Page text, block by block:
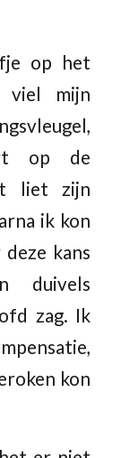
op het
viel mijn
op de
liet zijn
ik kon
kans
duivels
zag. Ik
kon